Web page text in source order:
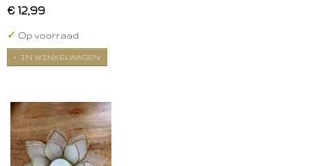
€ 12,99
✓ Op voorraad
IN WINKELWAGEN